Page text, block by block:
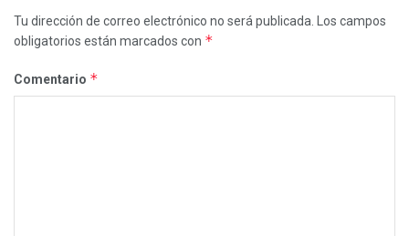
Tu dirección de correo electrónico no será publicada.
Los campos
obligatorios están marcados con *
Comentario *